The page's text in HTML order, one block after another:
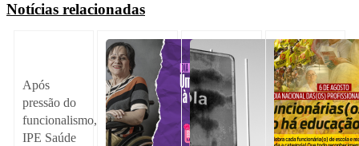
Notícias relacionadas
Após
pressão do
funcionalismo,
IPE Saúde